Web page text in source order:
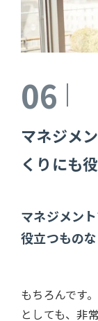
06
マネジメ
くりにも
マネジメン
役立つもの
もちろんです
としても、非